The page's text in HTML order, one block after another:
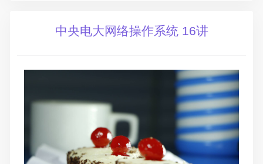
中央电大网络操作系统 16讲